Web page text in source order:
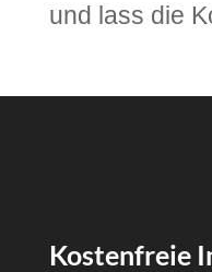
und lass die
Kostenfreie